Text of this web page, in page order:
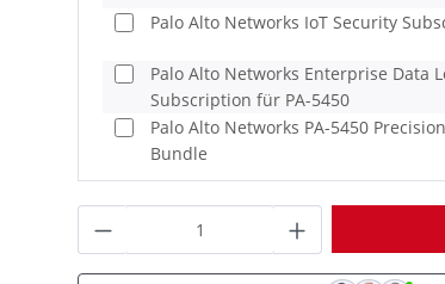
Palo Alto Networks IoT Security
Palo Alto Networks Enterprise Data
Subscription für PA-5450
Palo Alto Networks PA-5450
Bundle
Produkt Anzahl: Gib den